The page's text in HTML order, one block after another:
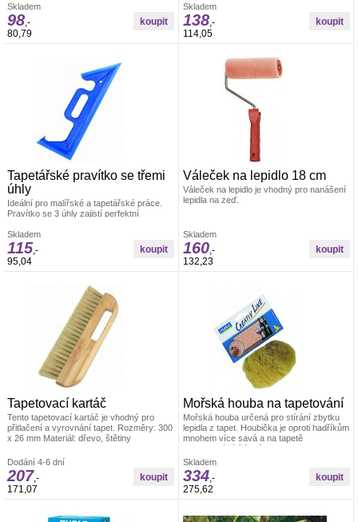
kopolymeru.
Skladem
98,-
80,79
PUR pěny, umělohmotný držák +
pozinkovaný drát 6/8 mm
Skladem
138,-
114,05
Tapetářské pravítko se třemi
úhly
Ideální pro malířské a tapetářské práce.
Pravítko se 3 úhly zajistí perfektní
hmota
Skladem
115,-
95,04
Váleček na lepidlo 18 cm
Váleček na lepidlo je vhodný pro nanášení
lepidla na zeď.
Skladem
160,-
132,23
Tapetovací kartáč
Tento tapetovací kartáč je vhodný pro
přitlačení a vyrovnání tapet. Rozměry: 300
x 26 mm Materiál: dřevo, štětiny
Dodání 4-6 dní
207,-
171,07
Mořská houba na tapetování
Mořská houba určená pro stírání zbytku
lepidla z tapet. Houbička je oproti hadříkům
mnohem více savá a na tapetě
nezanechává žádné skvrny. Velikost cca
14 cm
Skladem
334,-
275,62